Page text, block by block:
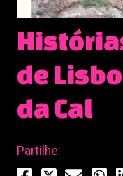
de
da Cal
Partilhe: